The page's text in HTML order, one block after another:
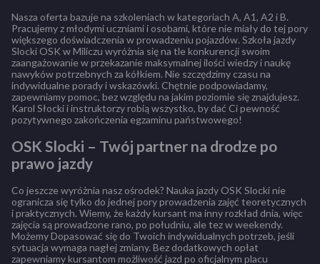
Nasza oferta bazuje na szkoleniach w kategoriach A, A1, A2 i B.
Pracujemy z młodymi uczniami i osobami, które nie miały do tej pory
większego doświadczenia w prowadzeniu pojazdów. Szkoła jazdy
Slocki OSK w Miliczu wyróżnia się na tle konkurencji swoim
zaangażowanie w przekazanie maksymalnej ilości wiedzy i naukę
nawyków potrzebnych za kółkiem. Nie szczędzimy czasu na
indywidualne porady i wskazówki. Chętnie podpowiadamy,
zapewniamy pomoc, bez względu na jakim poziomie się znajdujesz.
Karol Słocki i instruktorzy robią wszystko, by dać Ci pewność
pozytywnego zakończenia egzaminu państwowego!
OSK Slocki – Twój partner na drodze po
prawo jazdy
Co jeszcze wyróżnia nasz ośrodek? Nauka jazdy OSK Slocki nie
ogranicza się tylko do jednej pory prowadzenia zajęć teoretycznych
i praktycznych. Wiemy, że każdy kursant ma inny rozkład dnia, więc
zajęcia są prowadzone rano, po południu, ale tez w weekendy.
Możemy Dopasować się do Twoich indywidualnych potrzeb, jeśli
sytuacja wymaga nagłej zmiany. Bez dodatkowych opłat
zapewniamy kursantom możliwość jazd po oficjalnym placu